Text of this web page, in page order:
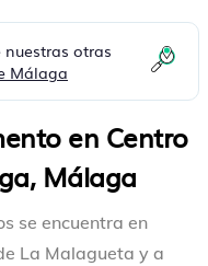
nuestras otras
Málaga
en Centro
Málaga
se encuentra en
La Malagueta y a